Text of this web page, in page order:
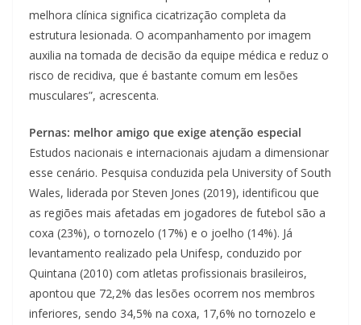
melhora clínica significa cicatrização completa da
estrutura lesionada. O acompanhamento por imagem
auxilia na tomada de decisão da equipe médica e reduz o
risco de recidiva, que é bastante comum em lesões
musculares”, acrescenta.
Pernas: melhor amigo que exige atenção especial
Estudos nacionais e internacionais ajudam a dimensionar
esse cenário. Pesquisa conduzida pela University of South
Wales, liderada por Steven Jones (2019), identificou que
as regiões mais afetadas em jogadores de futebol são a
coxa (23%), o tornozelo (17%) e o joelho (14%). Já
levantamento realizado pela Unifesp, conduzido por
Quintana (2010) com atletas profissionais brasileiros,
apontou que 72,2% das lesões ocorrem nos membros
inferiores, sendo 34,5% na coxa, 17,6% no tornozelo e